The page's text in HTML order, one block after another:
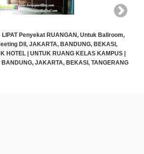
Meeting Dll, JAKARTA, BANDUNG, BEKASI,